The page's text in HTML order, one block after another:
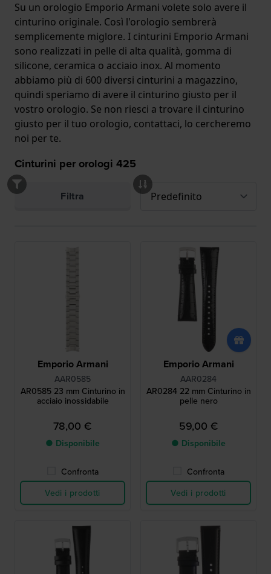
Su un orologio Emporio Armani volete solo avere il
cinturino originale. Così l'orologio sembrerà
semplicemente miglore. I cinturini Emporio Armani
sono realizzati in pelle di alta qualità, gomma di
silicone, ceramica o acciaio inox. Al momento
abbiamo più di 600 diversi cinturini a magazzino,
quindi speriamo di avere il cinturino giusto per il
vostro orologio. Se non riesci a trovare il cinturino
giusto per il tuo orologio, contattaci, lo cercheremo
noi per te.
Cinturini per orologi 425
Filtra
Emporio Armani
AAR0585
AR0585 23 mm Cinturino in
acciaio inossidabile
78,00 €
● Disponibile
Confronta
Vedi i prodotti
Emporio Armani
AAR0284
AR0284 22 mm Cinturino in
pelle nero
59,00 €
● Disponibile
Confronta
Vedi i prodotti